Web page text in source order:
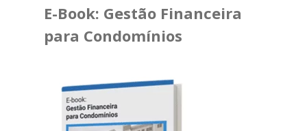
E-Book: Gestão Financeira
para Condomínios